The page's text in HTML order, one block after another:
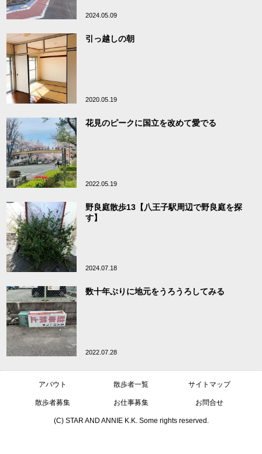
2024.05.09
引っ越しの朝
2020.05.19
花見のピークに国立を改めて愛でる
2022.05.19
野良庭散歩13【八王子駅周辺で野良庭を探
す】
2024.07.18
数十年ぶりに地元をうろうろしてみる
2022.07.28
アバウト 散歩者一覧 サイトマップ
散歩者募集 お仕事募集 お問合せ
(C) STAR AND ANNIE K.K. Some rights reserved.